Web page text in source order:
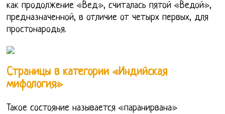
как продолжение «Вед», считалась пятой «Ведой»,
предназначенной, в отличие от четырх первых, для
простонародья.
Страницы в категории «Индийская
мифология»
Такое состояние называется «паранирвана»